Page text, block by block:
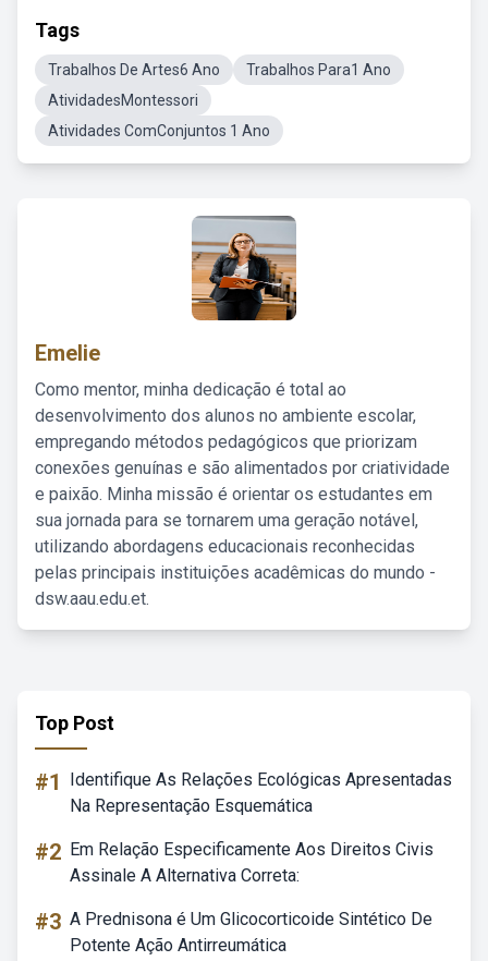
Tags
Trabalhos De Artes6 Ano
Trabalhos Para1 Ano
AtividadesMontessori
Atividades ComConjuntos 1 Ano
Emelie
Como mentor, minha dedicação é total ao
desenvolvimento dos alunos no ambiente escolar,
empregando métodos pedagógicos que priorizam
conexões genuínas e são alimentados por criatividade
e paixão. Minha missão é orientar os estudantes em
sua jornada para se tornarem uma geração notável,
utilizando abordagens educacionais reconhecidas
pelas principais instituições acadêmicas do mundo -
dsw.aau.edu.et.
Top Post
#1
Identifique As Relações Ecológicas Apresentadas
Na Representação Esquemática
#2 Em Relação Especificamente Aos Direitos Civis
Assinale A Alternativa Correta:
#3 A Prednisona é Um Glicocorticoide Sintético De
Potente Ação Antirreumática